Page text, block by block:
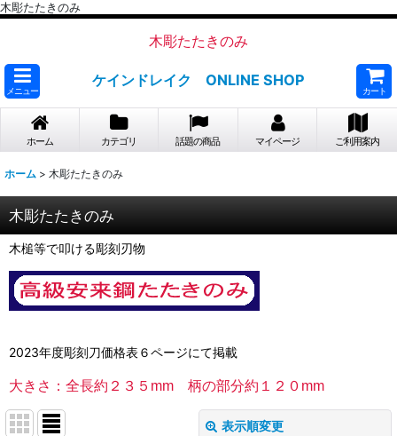
木彫たたきのみ
木彫たたきのみ
メニュー
ケインドレイク ONLINE SHOP
カート
ホーム カテゴリ 話題の商品 マイページ ご利用案内
ホーム > 木彫たたきのみ
木彫たたきのみ
木槌等で叩ける彫刻刃物
2023年度彫刻刀価格表６ページにて掲載
大きさ：全長約２３５mm 柄の部分約１２０mm
表示順変更